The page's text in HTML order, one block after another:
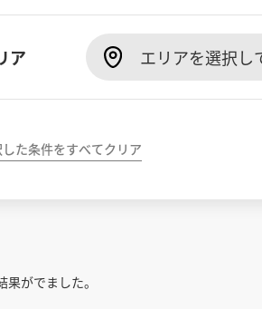
ア エリアを選択し
た条件をすべてクリア
果がでました。